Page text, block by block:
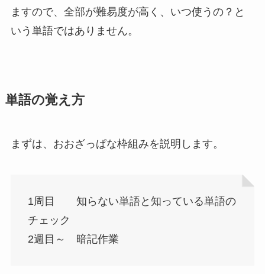
ますので、全部が難易度が高く、いつ使うの？と
いう単語ではありません。
単語の覚え方
まずは、おおざっぱな枠組みを説明します。
1周目 知らない単語と知っている単語の
チェック
2週目～ 暗記作業